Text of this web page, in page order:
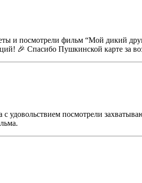
и посмотрели фильм “Мой дикий
🎉 Спасибо Пушкинской карте за
удовольствием посмотрели